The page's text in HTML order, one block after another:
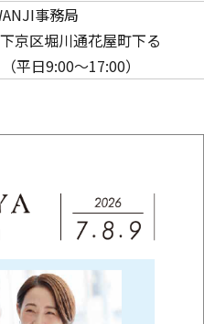
事務局
京区堀川通花屋町下る
平日9:00～17:00）